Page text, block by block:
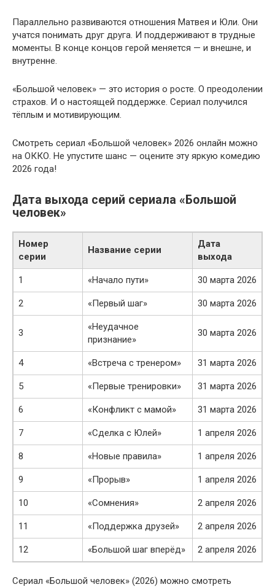
Параллельно развиваются отношения Матвея и Юли. Они
учатся понимать друг друга. И поддерживают в трудные
моменты. В конце концов герой меняется — и внешне, и
внутренне.
«Большой человек» — это история о росте. О преодолении
страхов. И о настоящей поддержке. Сериал получился
тёплым и мотивирующим.
Смотреть сериал «Большой человек» 2026 онлайн можно
на ОККО. Не упустите шанс — оцените эту яркую комедию
2026 года!
Дата выхода серий сериала «Большой
человек»
Номер
серии
Название серии
Дата
выхода
1 «Начало пути» 30 марта 2026
2 «Первый шаг» 30 марта 2026
3
«Неудачное
признание»
30 марта 2026
4 «Встреча с тренером» 31 марта 2026
5 «Первые тренировки» 31 марта 2026
6 «Конфликт с мамой» 31 марта 2026
7 «Сделка с Юлей» 1 апреля 2026
8 «Новые правила» 1 апреля 2026
9 «Прорыв» 1 апреля 2026
10 «Сомнения» 2 апреля 2026
11 «Поддержка друзей» 2 апреля 2026
12 «Большой шаг вперёд» 2 апреля 2026
Сериал «Большой человек» (2026) можно смотреть